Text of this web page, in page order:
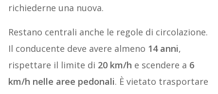
richiederne una nuova.
Restano centrali anche le regole di circolazione.
Il conducente deve avere almeno 14 anni,
rispettare il limite di 20 km/h e scendere a 6
km/h nelle aree pedonali. È vietato trasportare